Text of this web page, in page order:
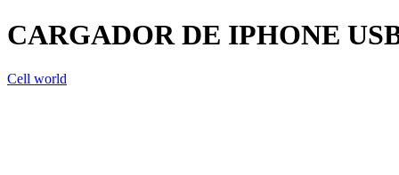
CARGADOR DE IPHONE
Cell world